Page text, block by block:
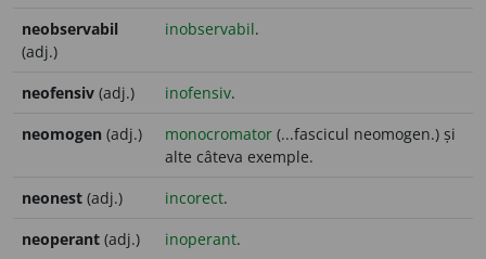
neobservabil
(adj.)
inobservabil.
neofensiv (adj.) inofensiv.
neomogen (adj.) monocromator (...fascicul neomogen.) și
alte câteva exemple.
neonest (adj.) incorect.
neoperant (adj.) inoperant.